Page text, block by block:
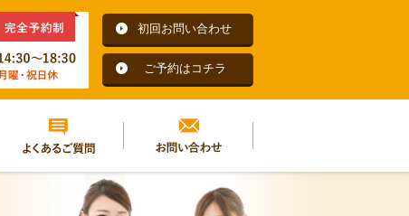
初回お問い合わせ
ご予約はコチラ
よくあるご質問 お問い合わせ